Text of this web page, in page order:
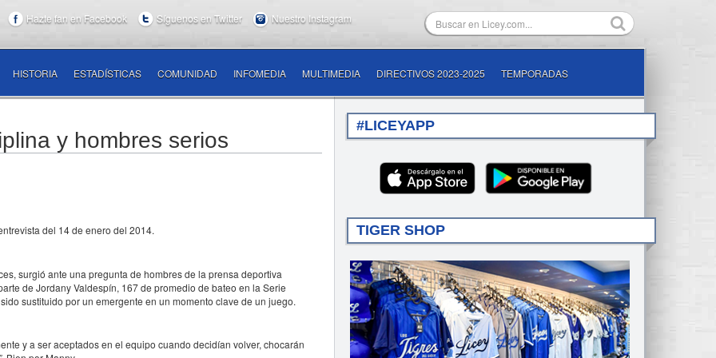
Hazte fan en Facebook Síguenos en Twitter Nuestro Instagram
HISTORIA ESTADÍSTICAS COMUNIDAD INFOMEDIA MULTIMEDIA DIRECTIVOS 2023-2025 TEMPORADAS
y hombres serios
del 14 de enero del 2014.
surgió ante una pregunta de hombres de la prensa deportiva
de Jordany Valdespín, 167 de promedio de bateo en la Serie
sustituido por un emergente en un momento clave de un juego.
y a ser aceptados en el equipo cuando decidían volver, chocarán
#LICEYAPP
TIGER SHOP